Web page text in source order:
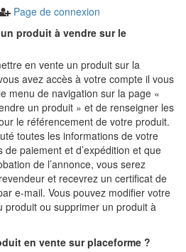
Page de connexion
produit à vendre sur le
en vente un produit sur la
avez accès à votre compte il vous
menu de navigation sur la page «
un produit » et de renseigner les
le référencement de votre produit.
toutes les informations de votre
paiement et d’expédition et que
de l’annonce, vous serez
et recevrez un certificat de
e-mail. Vous pouvez modifier votre
produit ou supprimer un produit à
en vente sur placeforme ?